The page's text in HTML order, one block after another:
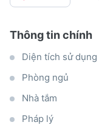
Thông tin chính
Diện tích sử dụng
Phòng ngủ
Nhà tắm
Pháp lý